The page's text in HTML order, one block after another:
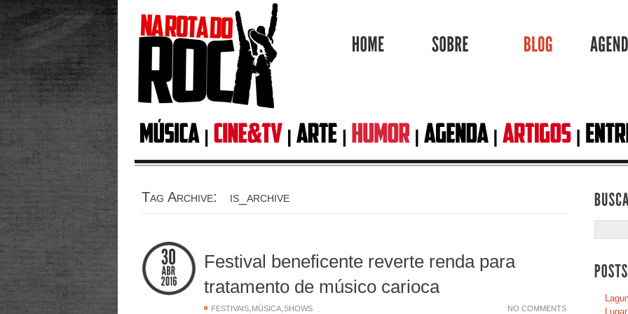
Tag Archive: is_archive
Festival beneficente reverte renda para
tratamento de músico carioca
FESTIVAIS, MÚSICA,SHOWS NO COMMENTS